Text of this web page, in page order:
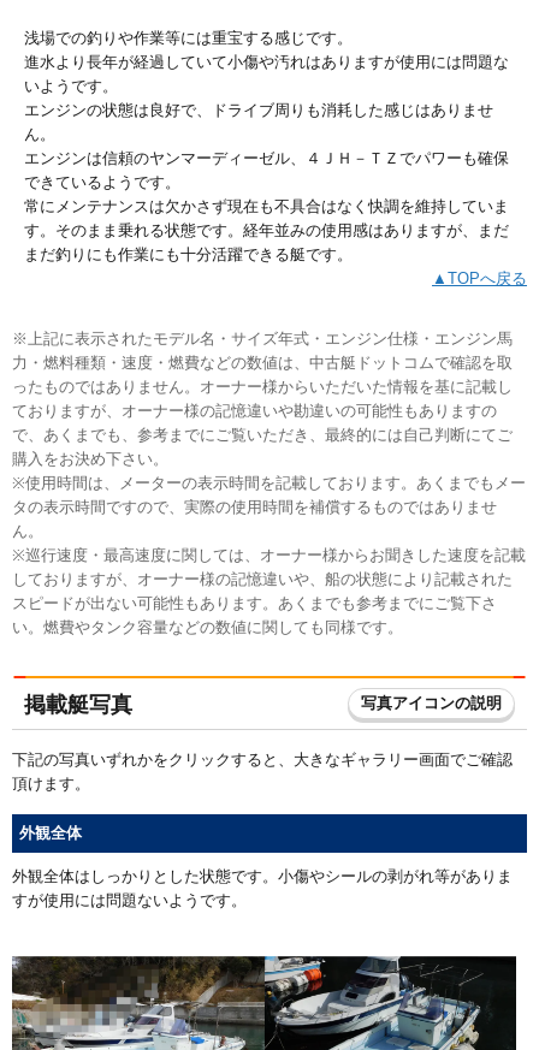
浅場での釣りや作業等には重宝する感じです。
進水より長年が経過していて小傷や汚れはありますが使用には問題な
いようです。
エンジンの状態は良好で、ドライブ周りも消耗した感じはありませ
ん。
エンジンは信頼のヤンマーディーゼル、４ＪＨ－ＴＺでパワーも確保
できているようです。
常にメンテナンスは欠かさず現在も不具合はなく快調を維持していま
す。そのまま乗れる状態です。経年並みの使用感はありますが、まだ
まだ釣りにも作業にも十分活躍できる艇です。
▲TOPへ戻る
※上記に表示されたモデル名・サイズ年式・エンジン仕様・エンジン馬
力・燃料種類・速度・燃費などの数値は、中古艇ドットコムで確認を取
ったものではありません。オーナー様からいただいた情報を基に記載し
ておりますが、オーナー様の記憶違いや勘違いの可能性もありますの
で、あくまでも、参考までにご覧いただき、最終的には自己判断にてご
購入をお決め下さい。
※使用時間は、メーターの表示時間を記載しております。あくまでもメー
タの表示時間ですので、実際の使用時間を補償するものではありませ
ん。
※巡行速度・最高速度に関しては、オーナー様からお聞きした速度を記載
しておりますが、オーナー様の記憶違いや、船の状態により記載された
スピードが出ない可能性もあります。あくまでも参考までにご覧下さ
い。燃費やタンク容量などの数値に関しても同様です。
掲載艇写真 写真アイコンの説明
下記の写真いずれかをクリックすると、大きなギャラリー画面でご確認
頂けます。
外観全体
外観全体はしっかりとした状態です。小傷やシールの剥がれ等がありま
すが使用には問題ないようです。